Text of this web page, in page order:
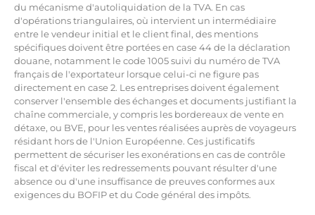
du mécanisme d'autoliquidation de la TVA. En cas
d'opérations triangulaires, où intervient un intermédiaire
entre le vendeur initial et le client final, des mentions
spécifiques doivent être portées en case 44 de la déclaration
douane, notamment le code 1005 suivi du numéro de TVA
français de l'exportateur lorsque celui-ci ne figure pas
directement en case 2. Les entreprises doivent également
conserver l'ensemble des échanges et documents justifiant la
chaîne commerciale, y compris les bordereaux de vente en
détaxe, ou BVE, pour les ventes réalisées auprès de voyageurs
résidant hors de l'Union Européenne. Ces justificatifs
permettent de sécuriser les exonérations en cas de contrôle
fiscal et d'éviter les redressements pouvant résulter d'une
absence ou d'une insuffisance de preuves conformes aux
exigences du BOFIP et du Code général des impôts.